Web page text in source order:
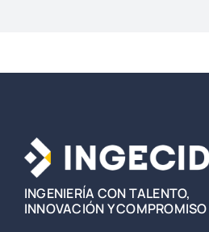
INGENIERÍA CON TALENTO,
INNOVACIÓN Y COMPROMISO